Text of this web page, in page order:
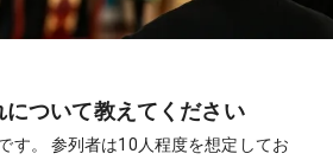
ついて教えてください
す。 参列者は10人程度を想定してお